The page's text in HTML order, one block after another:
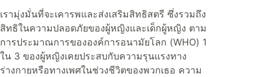
เรามุ่งมั่นที่จะเคารพและส่งเสริมสิทธิสตรี ซึ่งรวมถึง
สิทธิในความปลอดภัยของผู้หญิงและเด็กผู้หญิง ตาม
การประมาณการขององค์การอนามัยโลก (WHO) 1
ใน 3 ของผู้หญิงเคยประสบกับความรุนแรงทาง
ร่างกายหรือทางเพศในช่วงชีวิตของพวกเธอ ความ